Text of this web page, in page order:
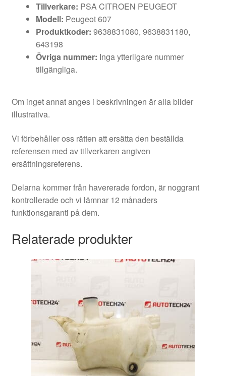
Tillverkare: PSA CITROEN PEUGEOT
Modell: Peugeot 607
Produktkoder: 9638831080, 9638831180,
643198
Övriga nummer: Inga ytterligare nummer
tillgängliga.
Om inget annat anges i beskrivningen är alla bilder
illustrativa.
Vi förbehåller oss rätten att ersätta den beställda
referensen med av tillverkaren angiven
ersättningsreferens.
Delarna kommer från havererade fordon, är noggrant
kontrollerade och vi lämnar 12 månaders
funktionsgaranti på dem.
Relaterade produkter